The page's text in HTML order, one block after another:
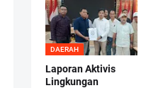
DAERAH
Laporan Aktivis
Lingkungan